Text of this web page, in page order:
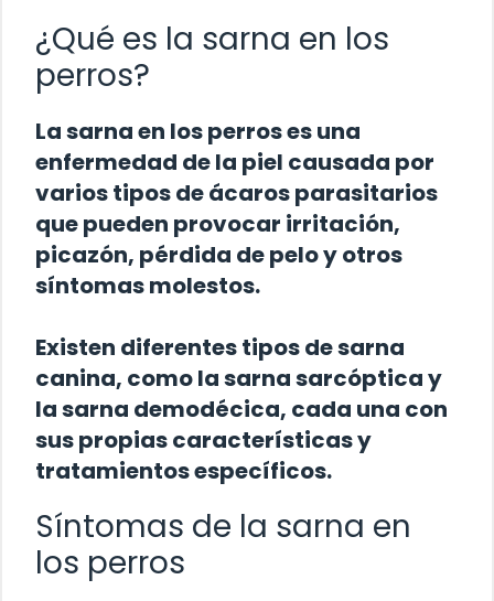
¿Qué es la sarna en los
perros?
La sarna en los perros es una
enfermedad de la piel causada por
varios tipos de ácaros parasitarios
que pueden provocar irritación,
picazón, pérdida de pelo y otros
síntomas molestos.
Existen diferentes tipos de sarna
canina, como la sarna sarcóptica y
la sarna demodécica, cada una con
sus propias características y
tratamientos específicos.
Síntomas de la sarna en
los perros